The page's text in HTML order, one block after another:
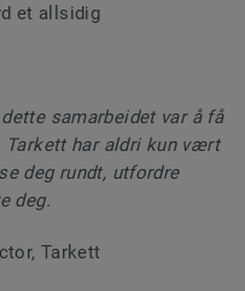
et allsidig
samarbeidet var å få
Tarkett har aldri kun vært
deg rundt, utfordre
deg.
Tarkett